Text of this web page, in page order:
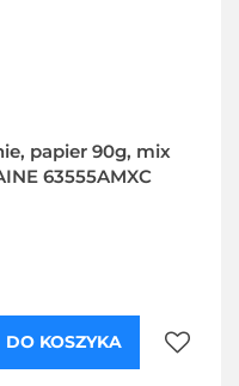
papier 90g, mix
63555AMXC
DO KOSZYKA